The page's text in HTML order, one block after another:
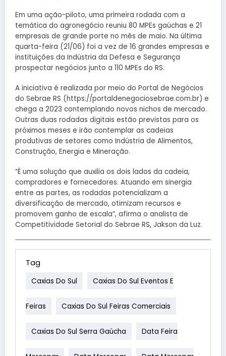
Em uma ação-piloto, uma primeira rodada com a
temática do agronegócio reuniu 80 MPEs gaúchas e 21
empresas de grande porte no mês de maio. Na última
quarta-feira (21/06) foi a vez de 16 grandes empresas e
instituições da Indústria da Defesa e Segurança
prospectar negócios junto a 110 MPEs do RS.
A iniciativa é realizada por meio do Portal de Negócios
do Sebrae RS (https://portaldenegociosebrae.com.br) e
chega a 2023 contemplando novos nichos de mercado.
Outras duas rodadas digitais estão previstas para os
próximos meses e irão contemplar as cadeias
produtivas de setores como Indústria de Alimentos,
Construção, Energia e Mineração.
“É uma solução que auxilia os dois lados da cadeia,
compradores e fornecedores. Atuando em sinergia
entre as partes, as rodadas potencializam a
diversificação de mercado, otimizam recursos e
promovem ganho de escala”, afirma o analista de
Competitividade Setorial do Sebrae RS, Jakson da Luz.
Tag
Caxias Do Sul Caxias Do Sul Eventos E
Feiras Caxias Do Sul Feiras Comerciais
Caxias Do Sul Serra Gaúcha Data Feira